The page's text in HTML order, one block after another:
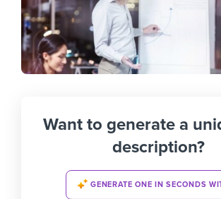
Want to generate a
description?
GENERATE ONE IN SECONDS